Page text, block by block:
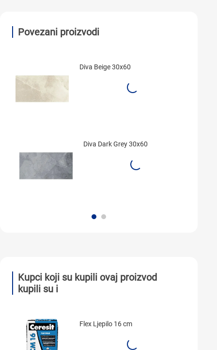
Povezani proizvodi
Diva Beige 30x60
Diva Dark Grey 30x60
Kupci koji su kupili ovaj proizvod
kupili su i
Flex Ljepilo 16 cm